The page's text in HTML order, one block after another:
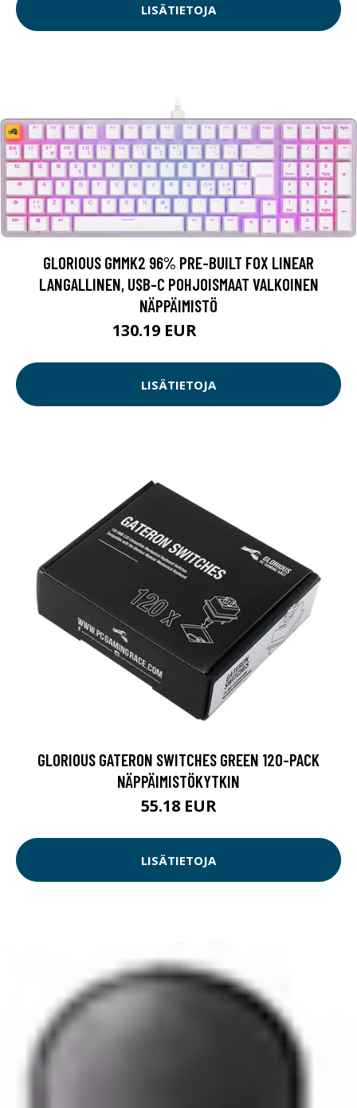
LISÄTIETOJA
GLORIOUS GMMK2 96% PRE-BUILT FOX LINEAR
LANGALLINEN, USB-C POHJOISMAAT VALKOINEN
NÄPPÄIMISTÖ
130.19 EUR
LISÄTIETOJA
GLORIOUS GATERON SWITCHES GREEN 120-PACK
NÄPPÄIMISTÖKYTKIN
55.18 EUR
LISÄTIETOJA